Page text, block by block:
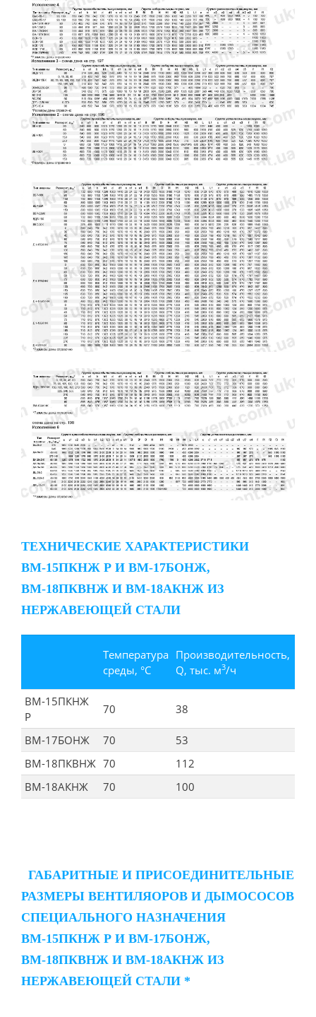
ТЕХНИЧЕСКИЕ ХАРАКТЕРИСТИКИ
ВМ-15ПКНЖ Р И ВМ-17БОНЖ,
ВМ-18ПКВНЖ И ВМ-18АКНЖ ИЗ
НЕРЖАВЕЮЩЕЙ СТАЛИ
Температура
среды, °С
Производительность,
Q, тыс. м3/ч
ВМ-15ПКНЖ
Р
70 38
ВМ-17БОНЖ 70 53
ВМ-18ПКВНЖ 70 112
ВМ-18АКНЖ
70 100
ГАБАРИТНЫЕ И ПРИСОЕДИНИТЕЛЬНЫЕ
РАЗМЕРЫ ВЕНТИЛЯОРОВ И ДЫМОСОСОВ
СПЕЦИАЛЬНОГО НАЗНАЧЕНИЯ
ВМ-15ПКНЖ Р И ВМ-17БОНЖ,
ВМ-18ПКВНЖ И ВМ-18АКНЖ ИЗ
НЕРЖАВЕЮЩЕЙ СТАЛИ *